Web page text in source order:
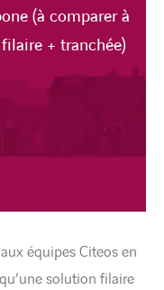
(à comparer à
+ tranchée)
équipes Citeos en
solution filaire